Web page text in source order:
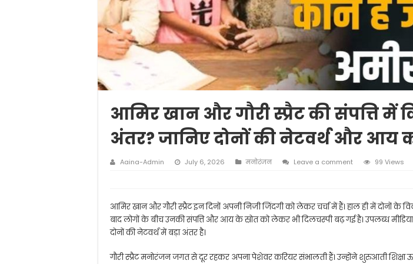
आमिर खान और गौरी स्प्रैट की संपत्ति में
अंतर? जानिए दोनों की नेटवर्थ और आय
Aaina-Admin July 6, 2026 मनोरंजन Leave a comment 99 Views
आमिर खान और गौरी स्प्रैट इन दिनों अपनी निजी जिंदगी को लेकर चर्चा में हैं। हाल ही में दोनों के
बाद लोगों के बीच उनकी संपत्ति और आय के स्रोत को लेकर भी दिलचस्पी बढ़ गई है। उपलब्ध मीडिया
दोनों की नेटवर्थ में बड़ा अंतर है।
गौरी स्प्रैट मनोरंजन जगत से दूर रहकर अपना पेशेवर करियर संभालती हैं। उन्होंने शुरुआती शिक्षा